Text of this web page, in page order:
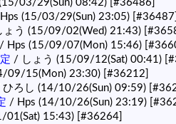
03/29(Sun) 08:42) [#36486]
(15/03/29(Sun) 23:05)
ょう (15/09/02(Wed) 21:43)
/ Hps (15/09/07(Mon) 15:46)
/ しょう (15/09/12(Sat) 00:41)
09/15(Mon) 23:30) [#36212]
ひろし (14/10/26(Sun) 09:59)
/ Hps (14/10/26(Sun) 23:19)
01(Sat) 15:43) [#36264]